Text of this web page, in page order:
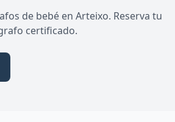
de bebé en Arteixo. Reserva tu
certificado.